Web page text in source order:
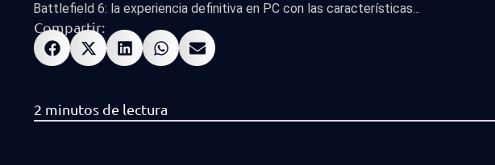
Battlefield 6: la experiencia definitiva en PC con las características...
Compartir: